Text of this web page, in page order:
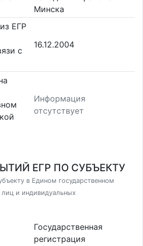
Минска
ЕГР
с
16.12.2004
Информация
отсутствует
ЕГР ПО СУБЪЕКТУ
в Едином государственном
и индивидуальных
Государственная
регистрация